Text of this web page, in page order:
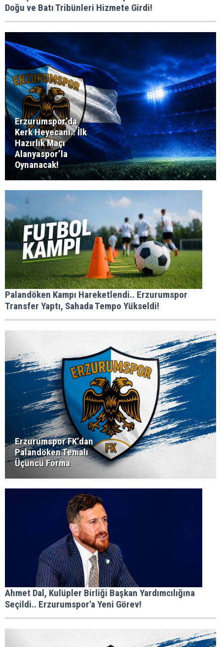
Doğu ve Batı Tribünleri Hizmete Girdi!
Erzurumspor’da
Kerk Heyecanı.. İlk
Hazırlık Maçı
Alanyaspor’la
Oynanacak!
Palandöken Kampı Hareketlendi.. Erzurumspor
Transfer Yaptı, Sahada Tempo Yükseldi!
Erzurumspor FK’dan
Palandöken Temalı
Üçüncü Forma
Ahmet Dal, Kulüpler Birliği Başkan Yardımcılığına
Seçildi.. Erzurumspor'a Yeni Görev!